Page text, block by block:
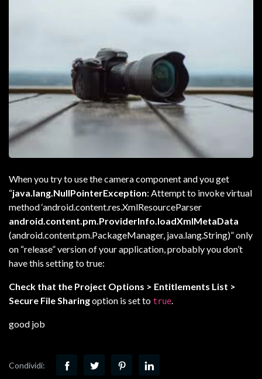
When you try to use the camera component and you get
“java.lang.NullPointerException: Attempt to invoke virtual
method ‘android.content.res.XmlResourceParser
android.content.pm.ProviderInfo.loadXmlMetaData
(android.content.pm.PackageManager, java.lang.String)” only
on “release” version of your application, probably you don’t
have this setting to true:
Check that the Project Options > Entitlements List >
Secure File Sharingoption is set totrue.
good job
Condividi: